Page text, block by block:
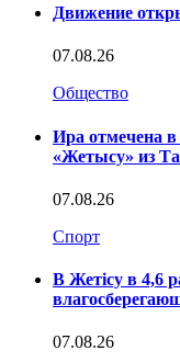
Движение
07.08.26
Общество
Ира отмечена в
«Жетысу» из
07.08.26
Спорт
В Жетісу в 4,6
07.08.26